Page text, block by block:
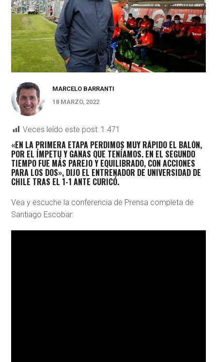
MARCELO BARRANTI
18 MARZO, 2022
Veces leído este post: 1.471
«EN LA PRIMERA ETAPA PERDIMOS MUY RÁPIDO EL BALÓN,
POR EL ÍMPETU Y GANAS QUE TENÍAMOS. EN EL SEGUNDO
TIEMPO FUE MÁS PAREJO Y EQUILIBRADO, CON ACCIONES
PARA LOS DOS», DIJO EL ENTRENADOR DE UNIVERSIDAD DE
CHILE TRAS EL 1-1 ANTE CURICÓ.
Vea y escuche la conferencia de Prensa completa de
Santiago Escobar: